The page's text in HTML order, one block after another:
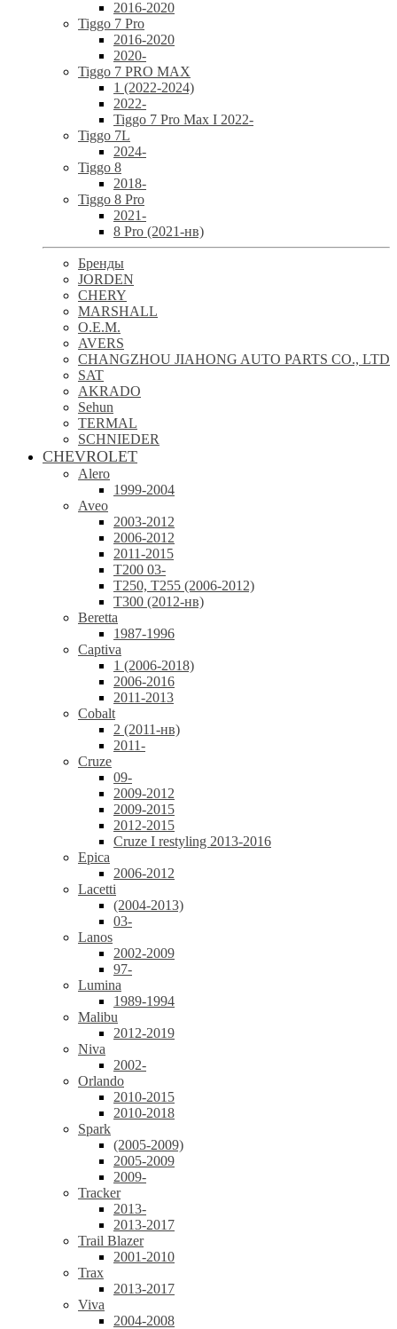
2016-2020
Tiggo 7 Pro
2016-2020
2020-
Tiggo 7 PRO MAX
1 (2022-2024)
2022-
Tiggo 7 Pro Max I 2022-
Tiggo 7L
2024-
Tiggo 8
2018-
Tiggo 8 Pro
2021-
8 Pro (2021-нв)
Бренды
JORDEN
CHERY
MARSHALL
O.E.M.
AVERS
CHANGZHOU JIAHONG AUTO PARTS CO., LTD
SAT
AKRADO
Sehun
TERMAL
SCHNIEDER
CHEVROLET
Alero
1999-2004
Aveo
2003-2012
2006-2012
2011-2015
T200 03-
T250, T255 (2006-2012)
T300 (2012-нв)
Beretta
1987-1996
Captiva
1 (2006-2018)
2006-2016
2011-2013
Cobalt
2 (2011-нв)
2011-
Cruze
09-
2009-2012
2009-2015
2012-2015
Cruze I restyling 2013-2016
Epica
2006-2012
Lacetti
(2004-2013)
03-
Lanos
2002-2009
97-
Lumina
1989-1994
Malibu
2012-2019
Niva
2002-
Orlando
2010-2015
2010-2018
Spark
(2005-2009)
2005-2009
2009-
Tracker
2013-
2013-2017
Trail Blazer
2001-2010
Trax
2013-2017
Viva
2004-2008